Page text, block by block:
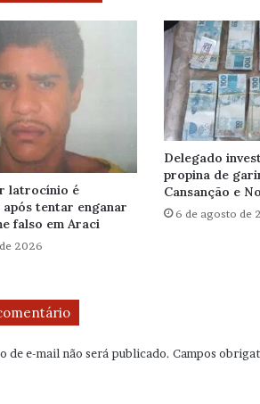
latrocínio é
tentar enganar
falso em Araci
2026
Delegado
propina de
Cansanção e
6 de agosto de
de e-mail não será publicado. Campos